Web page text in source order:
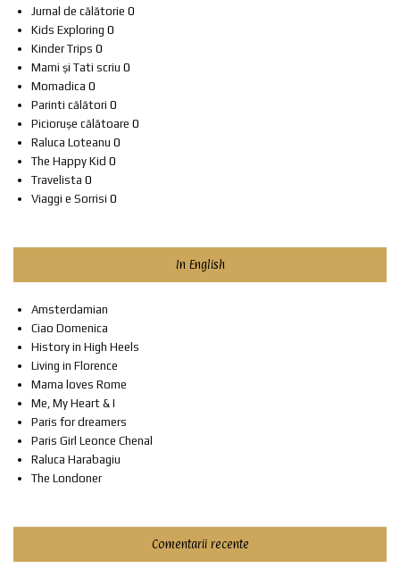
Jurnal de călătorie 0
Kids Exploring 0
Kinder Trips 0
Mami și Tati scriu 0
Momadica 0
Parinti călători 0
Piciorușe călătoare 0
Raluca Loteanu 0
The Happy Kid 0
Travelista 0
Viaggi e Sorrisi 0
In English
Amsterdamian
Ciao Domenica
History in High Heels
Living in Florence
Mama loves Rome
Me, My Heart & I
Paris for dreamers
Paris Girl Leonce Chenal
Raluca Harabagiu
The Londoner
Comentarii recente